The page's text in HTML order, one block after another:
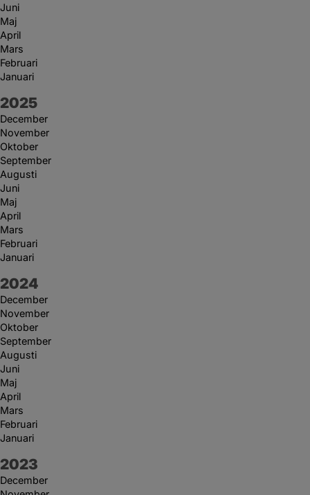
Juni
Maj
April
Mars
Februari
Januari
År:
2025
December
November
Oktober
September
Augusti
Juni
Maj
April
Mars
Februari
Januari
År:
2024
December
November
Oktober
September
Augusti
Juni
Maj
April
Mars
Februari
Januari
År:
2023
December